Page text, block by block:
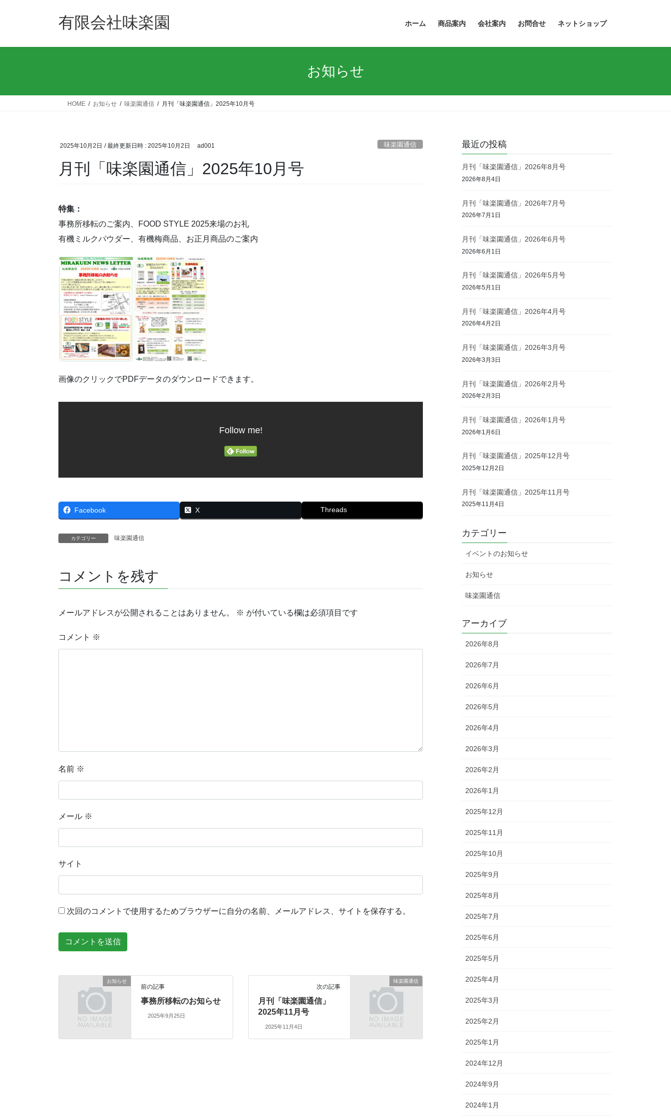
有限会社味楽園 ホーム 商品案内 会社案内 お問合せ ネットショップ
お知らせ
HOME お知らせ 味楽園通信 月刊「味楽園通信」2025年10月号
2025年10月2日 / 最終更新日時 : 2025年10月2日 ad001 味楽園通信
月刊「味楽園通信」2025年10月号
特集：
事務所移転のご案内、FOOD STYLE 2025来場のお礼
有機ミルクパウダー、有機梅商品、お正月商品のご案内
画像のクリックでPDFデータのダウンロードできます。
Follow me!
Facebook X Threads
カテゴリー 味楽園通信
コメントを残す
メールアドレスが公開されることはありません。 ※ が付いている欄は必須項目です
コメント ※
名前 ※
メール ※
サイト
次回のコメントで使用するためブラウザーに自分の名前、メールアドレス、サイトを保存する。
お知らせ
前の記事
事務所移転のお知らせ
2025年9月25日
味楽園通信
次の記事
月刊「味楽園通信」
2025年11月号
2025年11月4日
最近の投稿
月刊「味楽園通信」2026年8月号
2026年8月4日
月刊「味楽園通信」2026年7月号
2026年7月1日
月刊「味楽園通信」2026年6月号
2026年6月1日
月刊「味楽園通信」2026年5月号
2026年5月1日
月刊「味楽園通信」2026年4月号
2026年4月2日
月刊「味楽園通信」2026年3月号
2026年3月3日
月刊「味楽園通信」2026年2月号
2026年2月3日
月刊「味楽園通信」2026年1月号
2026年1月6日
月刊「味楽園通信」2025年12月号
2025年12月2日
月刊「味楽園通信」2025年11月号
2025年11月4日
カテゴリー
イベントのお知らせ
お知らせ
味楽園通信
アーカイブ
2026年8月
2026年7月
2026年6月
2026年5月
2026年4月
2026年3月
2026年2月
2026年1月
2025年12月
2025年11月
2025年10月
2025年9月
2025年8月
2025年7月
2025年6月
2025年5月
2025年4月
2025年3月
2025年2月
2025年1月
2024年12月
2024年9月
2024年1月